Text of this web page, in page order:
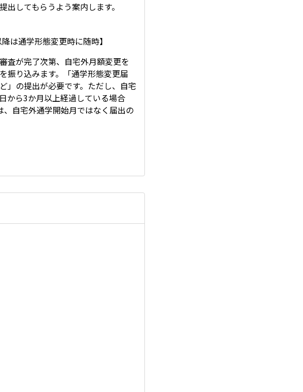
してもらうよう案内します。
は通学形態変更時に随時】
査が完了次第、自宅外月額変更を
振り込みます。「通学形態変更届
」の提出が必要です。ただし、自宅
から3か月以上経過している場合
、自宅外通学開始月ではなく届出の